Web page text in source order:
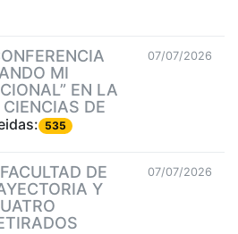
MI
EN LA
DE
535
07/07/2026
DE
Y
07/07/2026